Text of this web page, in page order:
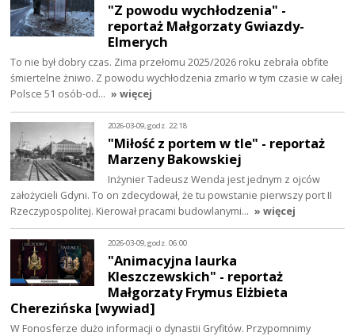
"Z powodu wychłodzenia" -
reportaż Małgorzaty Gwiazdy-
Elmerych
To nie był dobry czas. Zima przełomu 2025/2026 roku zebrała obfite
śmiertelne żniwo. Z powodu wychłodzenia zmarło w tym czasie w całej
Polsce 51 osób-od… » więcej
2026-03-09, godz. 22:18
"Miłość z portem w tle" - reportaż
Marzeny Bakowskiej
Inżynier Tadeusz Wenda jest jednym z ojców
założycieli Gdyni. To on zdecydował, że tu powstanie pierwszy port II
Rzeczypospolitej. Kierował pracami budowlanymi… » więcej
2026-03-09, godz. 06:00
"Animacyjna laurka
Kleszczewskich" - reportaż
Małgorzaty Frymus Elżbieta
Cherezińska [wywiad]
W Fonosferze dużo informacji o dynastii Gryfitów. Przypomnimy